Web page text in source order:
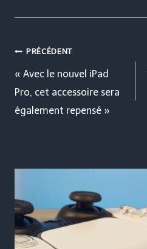
Navigation
de
l’article
PRÉCÉDENT
« Avec le nouvel iPad
Pro, cet accessoire sera
également repensé »